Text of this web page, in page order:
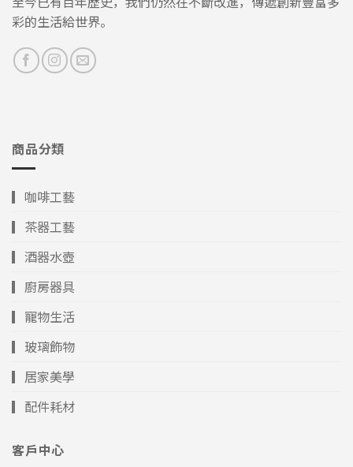
彩的生活給世界。
商品分類
▎咖啡工藝
▎茶器工藝
▎酒器水壺
▎廚房器具
▎寵物生活
▎玻璃飾物
▎居家美學
▎配件耗材
客戶中心